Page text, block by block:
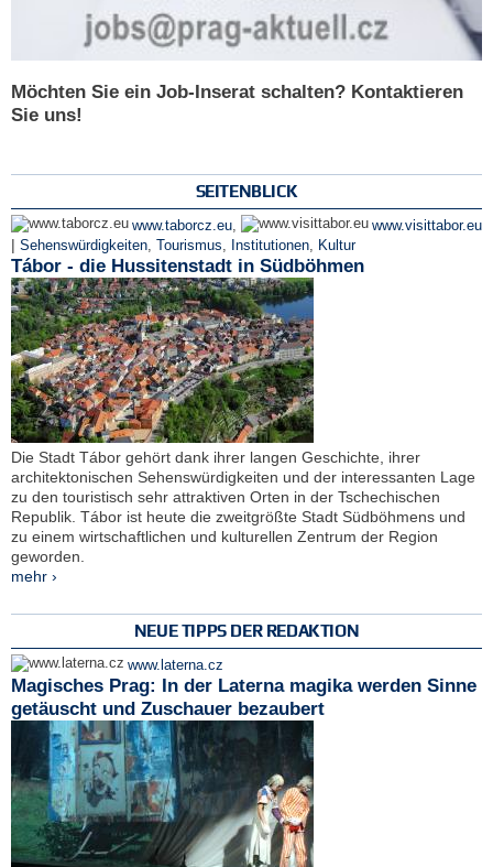
Möchten Sie ein Job-Inserat schalten? Kontaktieren
Sie uns!
SEITENBLICK
www.taborcz.eu, www.visittabor.eu
| Sehenswürdigkeiten, Tourismus, Institutionen, Kultur
Tábor - die Hussitenstadt in Südböhmen
Die Stadt Tábor gehört dank ihrer langen Geschichte, ihrer
architektonischen Sehenswürdigkeiten und der interessanten Lage
zu den touristisch sehr attraktiven Orten in der Tschechischen
Republik. Tábor ist heute die zweitgrößte Stadt Südböhmens und
zu einem wirtschaftlichen und kulturellen Zentrum der Region
geworden.
mehr ›
NEUE TIPPS DER REDAKTION
www.laterna.cz
Magisches Prag: In der Laterna magika werden Sinne
getäuscht und Zuschauer bezaubert